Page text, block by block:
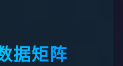
据矩阵